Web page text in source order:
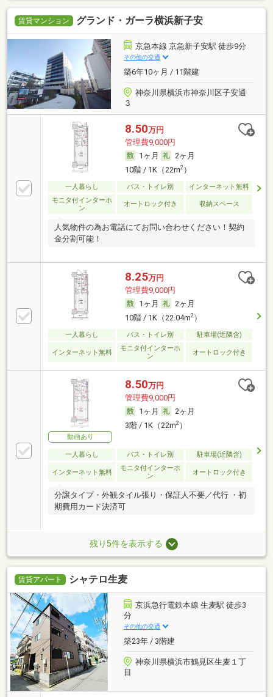
賃貸マンション グランド・ガーラ横浜新子安
京急本線 京急新子安駅 徒歩9分
その他の交通
築6年10ヶ月 / 11階建
神奈川県横浜市神奈川区子安通
３
8.50万円
管理費9,000円
1ヶ月
2ヶ月
10階 / 1K（22m2）
一人暮らし バス・トイレ別
インターネット無料
モニタ付インターホ
ン
オートロック付き 収納スペース
人気物件の為お電話にてお問い合わせください！契約
金分割可能！
8.25万円
管理費9,000円
1ヶ月
2ヶ月
10階 / 1K（22.04m2）
一人暮らし バス・トイレ別 駐車場(近隣含)
インターネット無料
モニタ付インターホ
ン
オートロック付き
動画あり
8.50万円
管理費9,000円
1ヶ月
2ヶ月
3階 / 1K（22m2）
一人暮らし バス・トイレ別 駐車場(近隣含)
インターネット無料
モニタ付インターホ
ン
オートロック付き
分譲タイプ・外観タイル張り・保証人不要／代行 ・初
期費用カード決済可
残り5件を表示する
賃貸アパート シャテロ生麦
京浜急行電鉄本線 生麦駅 徒歩3
分
その他の交通
築23年 / 3階建
神奈川県横浜市鶴見区生麦１丁
目